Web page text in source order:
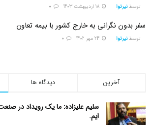
توسط نیرتوا
سفر بدون نگرانی به خارج کشور با بیمه تعاون
توسط نیرتوا
دیدگاه ها آخرین
سلیم علیزاده: ما یک رویداد در صنعت
ایم.